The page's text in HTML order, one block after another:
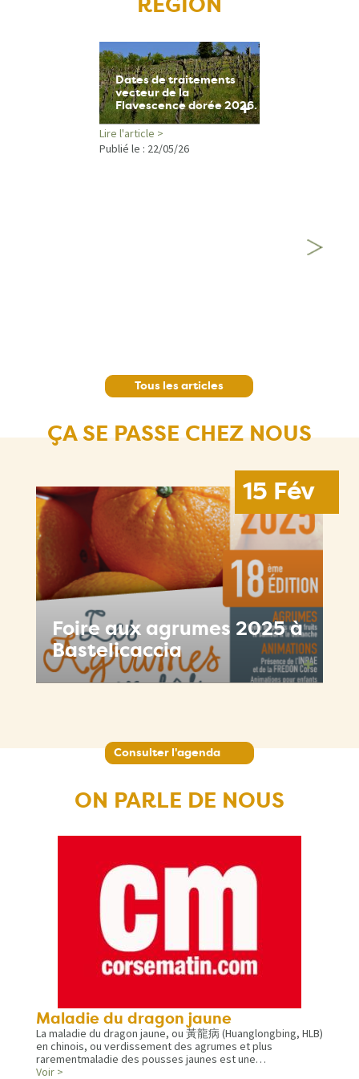
Dates de traitements
vecteur de la
Flavescence dorée 2026.
+
Lire l'article >
Publié le : 22/05/26
Tous les articles
ÇA SE PASSE CHEZ NOUS
Foire aux agrumes 2025 à
Bastelicaccia
15 Fév
+
Consulter l'agenda
ON PARLE DE NOUS
Maladie du dragon jaune
La maladie du dragon jaune, ou 黃龍病 (Huanglongbing, HLB)
en chinois, ou verdissement des agrumes et plus
rarementmaladie des pousses jaunes est une…
Voir >